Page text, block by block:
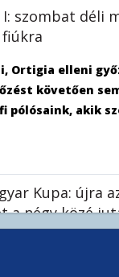
I: szombat déli
fiúkra
Ortigia elleni
követően
akik
Kupa: újra
a négy közé
tanítványai a
újra